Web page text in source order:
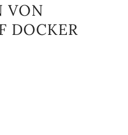
VON
DOCKER